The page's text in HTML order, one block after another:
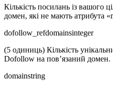
Кількість посилань із вашого
домен, які не мають атрибута
dofollow_refdomainsinteger
(5 одиниць) Кількість
Dofollow на пов’язаний домен.
domainstring